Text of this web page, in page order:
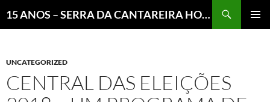
15 ANOS – SERRA DA CANTAREIRA HOJE E COTIDIANO DO BRASIL E DO MUNDO
UNCATEGORIZED
CENTRAL DAS ELEIÇÕES